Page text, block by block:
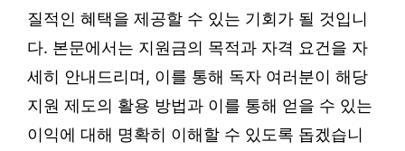
질적인 혜택을 제공할 수 있는 기회가 될 것입니
다. 본문에서는 지원금의 목적과 자격 요건을 자
세히 안내드리며, 이를 통해 독자 여러분이 해당
지원 제도의 활용 방법과 이를 통해 얻을 수 있는
이익에 대해 명확히 이해할 수 있도록 돕겠습니